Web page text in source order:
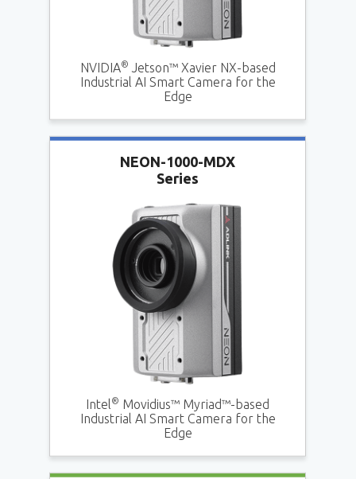
NVIDIA®
Jetson™ Xavier NX-based
Industrial AI Smart Camera for the
Edge
NEON-1000-MDX
Series
Intel® Movidius™ Myriad™-based
Industrial AI Smart Camera for the
Edge